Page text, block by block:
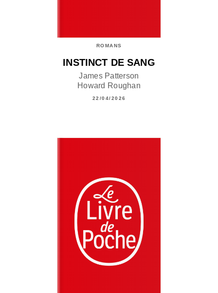
ROMANS
INSTINCT DE SANG
James Patterson
Howard Roughan
22/04/2026